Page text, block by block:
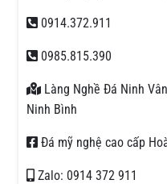
0914.372.911
0985.815.390
Làng Nghề Đá Ninh
Ninh Bình
Đá mỹ nghệ cao cấp
Zalo: 0914 372 911